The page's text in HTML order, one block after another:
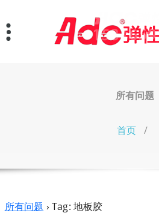
至
正
所有问题
首页 /
所有问题 › Tag: 地板胶